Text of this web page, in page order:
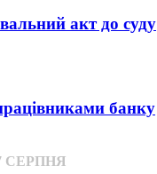
акт до суду
банку
СЕРПНЯ